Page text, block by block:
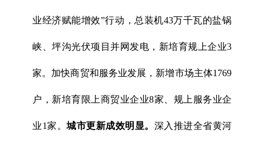
业经济赋能增效”行动，总装机43万千瓦的盐锅
峡、坪沟光伏项目并网发电，新培育规上企业3
家。加快商贸和服务业发展，新增市场主体1769
户，新培育限上商贸业企业8家、规上服务业企
业1家。 城市更新成效明显。 深入推进全省黄河